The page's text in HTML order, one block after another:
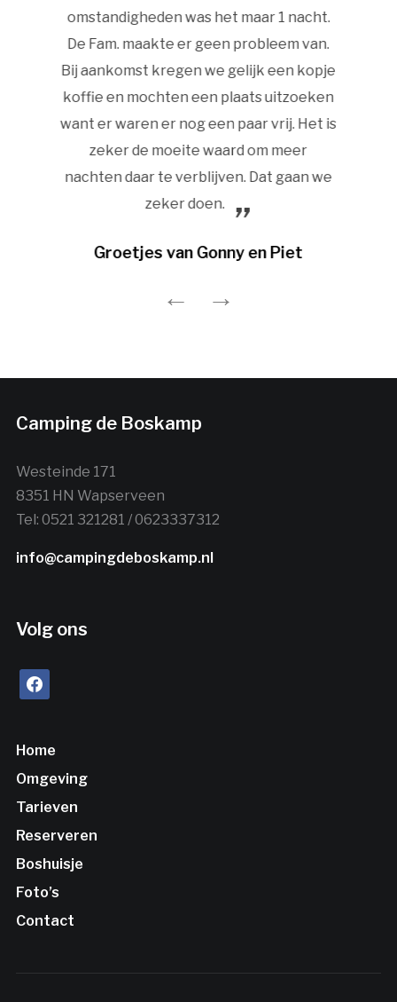
omstandigheden was het maar 1 nacht.
De Fam. maakte er geen probleem van.
Bij aankomst kregen we gelijk een kopje
koffie en mochten een plaats uitzoeken
want er waren er nog een paar vrij. Het is
zeker de moeite waard om meer
nachten daar te verblijven. Dat gaan we
zeker doen.
Groetjes van Gonny en Piet
Camping de Boskamp
Westeinde 171
8351 HN Wapserveen
Tel: 0521 321281 / 0623337312
info@campingdeboskamp.nl
Volg ons
facebook
Home
Omgeving
Tarieven
Reserveren
Boshuisje
Foto’s
Contact